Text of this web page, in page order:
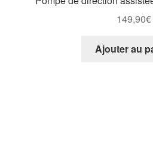
149,90€
Ajouter au